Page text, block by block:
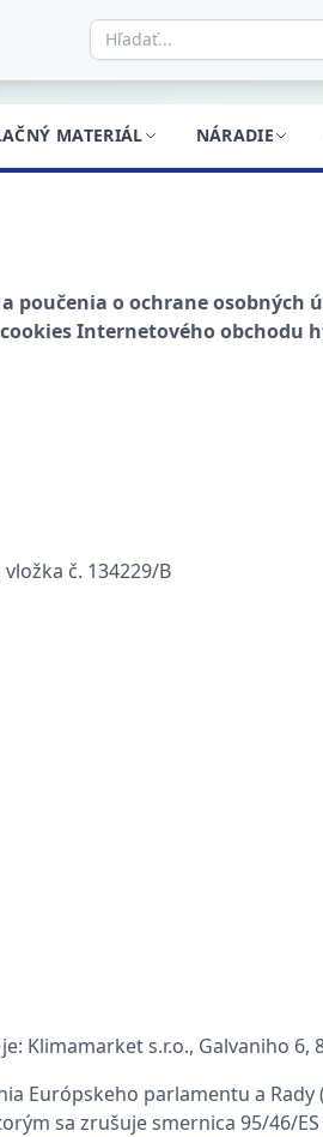
MATERIÁL NÁRADIE
a poučenia o ochrane osobných
Internetového
č. 134229/B
Klimamarket s.r.o., Galvaniho 6,
Európskeho parlamentu a
sa zrušuje smernica 95/46/